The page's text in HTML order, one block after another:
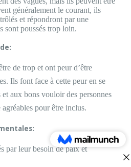
généralement le courant, ils
et répondront par une
sont poussés trop loin.
de trop et ont peur d’être
Ils font face à cette peur en se
et aux bons vouloir des personnes
pour être inclus.
par leur besoin de paix et